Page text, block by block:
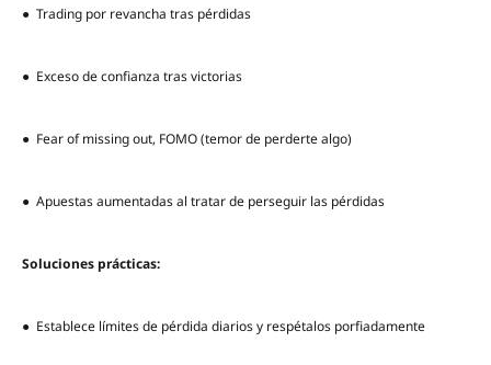
● Trading por revancha tras pérdidas
● Exceso de confianza tras victorias
● Fear of missing out, FOMO (temor de perderte algo)
● Apuestas aumentadas al tratar de perseguir las pérdidas
Soluciones prácticas:
● Establece límites de pérdida diarios y respétalos porfiadamente